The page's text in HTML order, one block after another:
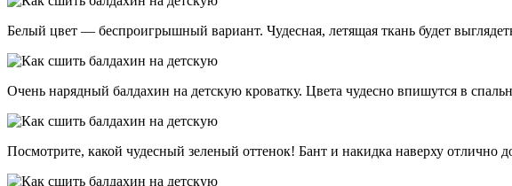
Белый цвет — беспроигрышный вариант. Чудесная, летящая ткань будет
Очень нарядный балдахин на детскую кроватку. Цвета чудесно впишутся в
Посмотрите, какой чудесный зеленый оттенок! Бант и накидка наверху отлично